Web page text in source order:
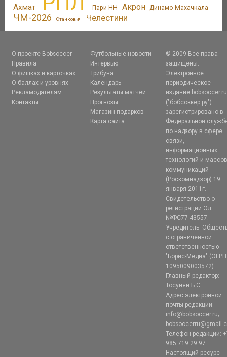
Ахмат Пари НН Акрон Динамо Махачкала
ЧМ-2026 Станкович Челестини
О проекте Bobsoccer
Правила
О фишках и карточках
О баллах и уровнях
Рекламодателям
Контакты
Футбольные новости
Интервью
Трибуна
Календарь
Результаты матчей
Прогнозы
Магазин подарков
Карта сайта
© 2009 Все права
защищены.
Электронное
периодическое
издание bobsoccer.ru
("бобсоккер.ру")
зарегистрировано в
Федеральной
по надзору в сфере
связи,
информационных
технологий и
коммуникаций
(Роскомнадзор) 19
января 2011г.
Свидетельство о
регистрации Эл
№ФС77-43557.
Учредитель:
с ограниченной
ответственностью
"Борис-Медиа" (ОГРН
1095009003572)
Главный редактор:
Тосунян Б.С.
Адрес электронной
почты редакции:
info@bobsoccer.ru;
Телефон редакции:
985 719 29 97
Настоящий ресурс